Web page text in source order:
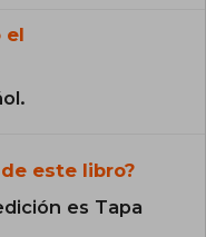
el
este libro?
es Tapa